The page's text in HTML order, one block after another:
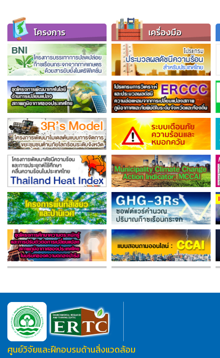
โครงการ เครื่องมือ
ศูนย์วิจัยและฝึกอบรมด้านสิ่งแวดล้อม